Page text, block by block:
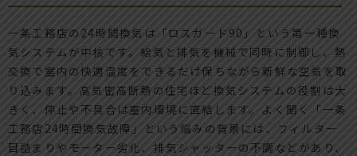
一条工務店の24時間換気は「ロスガード90」という第一種換
気システムが中核です。給気と排気を機械で同時に制御し、熱
交換で室内の快適温度をできるだけ保ちながら新鮮な空気を取
り込みます。高気密高断熱の住宅ほど換気システムの役割は大
きく、停止や不具合は室内環境に直結します。よく聞く「一条
工務店24時間換気故障」という悩みの背景には、フィルター
目詰まりやモーター劣化、排気シャッターの不調などがあり、